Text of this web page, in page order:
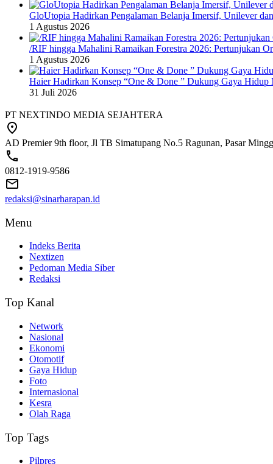
GloUtopia Hadirkan Pengalaman Belanja Imersif, Unilever
1 Agustus 2026
/RIF hingga Mahalini Ramaikan Forestra 2026: Pertunjukan
1 Agustus 2026
Haier Hadirkan Konsep “One & Done ” Dukung Gaya Hidup
31 Juli 2026
PT NEXTINDO MEDIA SEJAHTERA
AD Premier 9th floor, Jl TB Simatupang No.5 Ragunan, Pasar
0812-1919-9586
redaksi@sinarharapan.id
Menu
Indeks Berita
Nextizen
Pedoman Media Siber
Redaksi
Top Kanal
Network
Nasional
Ekonomi
Otomotif
Gaya Hidup
Foto
Internasional
Kesra
Olah Raga
Top Tags
Pilpres